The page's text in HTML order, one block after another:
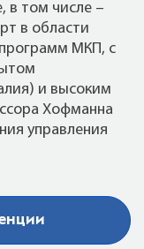
в том числе –
в области
МКП, с
и высоким
Хофманна
управления